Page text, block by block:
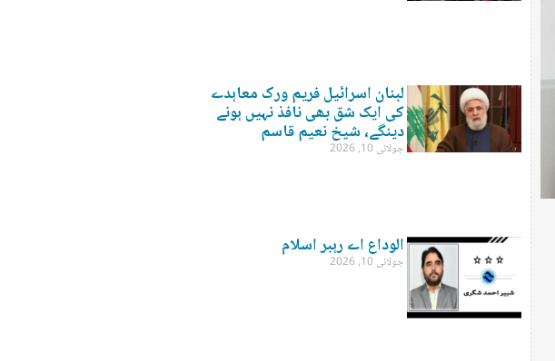
لبنان اسرائیل فریم ورک معاہدے
کی ایک شق بھی نافذ نہیں ہونے
دینگے، شیخ نعیم قاسم
جولائی 10, 2026
الوداع اے رہبر اسلام
جولائی 10, 2026